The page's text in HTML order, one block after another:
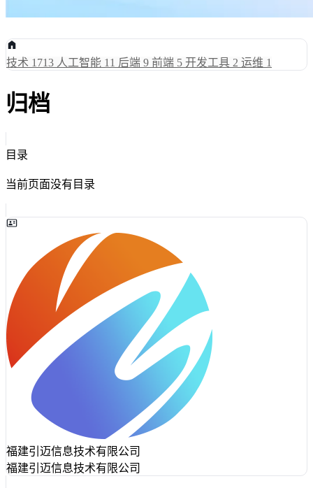
技术 1713 人工智能 11 后端 9 前端 5 开发工具 2 运维 1
归档
目录
当前页面没有目录
福建引迈信息技术有限公司
福建引迈信息技术有限公司